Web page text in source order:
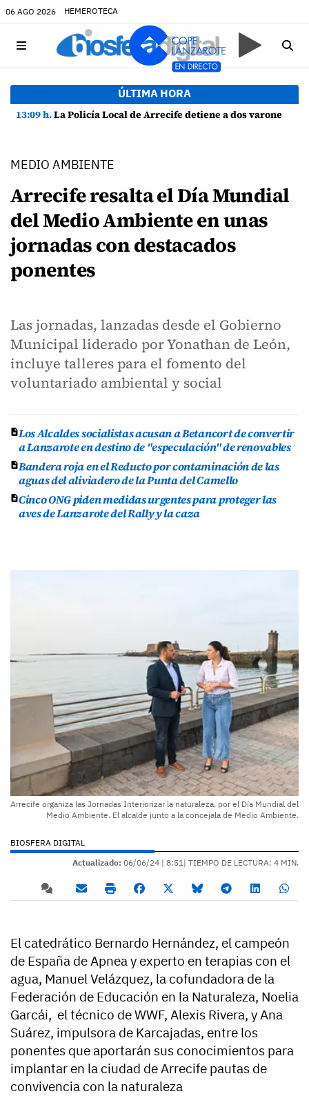
06 AGO 2026 HEMEROTECA
ÚLTIMA HORA
13:09 h.La Policía Local de Arrecife detiene a dos varones por altercado y amenazas con arma blanca
MEDIO AMBIENTE
Arrecife resalta el Día Mundial
del Medio Ambiente en unas
jornadas con destacados
ponentes
Las jornadas, lanzadas desde el Gobierno
Municipal liderado por Yonathan de León,
incluye talleres para el fomento del
voluntariado ambiental y social
Los Alcaldes socialistas acusan a Betancort de convertir
a Lanzarote en destino de "especulación" de renovables
Bandera roja en el Reducto por contaminación de las
aguas del aliviadero de la Punta del Camello
Cinco ONG piden medidas urgentes para proteger las
aves de Lanzarote del Rally y la caza
Arrecife organiza las Jornadas Interiorizar la naturaleza, por el Día Mundial del
Medio Ambiente. El alcalde junto a la concejala de Medio Ambiente.
BIOSFERA DIGITAL
Actualizado: 06/06/24 | 8:51| TIEMPO DE LECTURA: 4 MIN.
El catedrático Bernardo Hernández, el campeón
de España de Apnea y experto en terapias con el
agua, Manuel Velázquez, la cofundadora de la
Federación de Educación en la Naturaleza, Noelia
Garcái, el técnico de WWF, Alexis Rivera, y Ana
Suárez, impulsora de Karcajadas, entre los
ponentes que aportarán sus conocimientos para
implantar en la ciudad de Arrecife pautas de
convivencia con la naturaleza